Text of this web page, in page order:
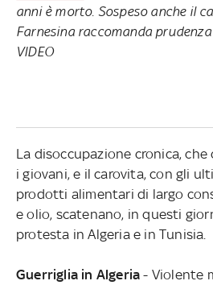
anni è morto. Sospeso anche il
Farnesina raccomanda
VIDEO
La disoccupazione cronica,
i giovani, e il carovita, con gli
prodotti alimentari di largo
e olio, scatenano, in questi
protesta in Algeria e in Tunisia.
Guerriglia in Algeria - Violente